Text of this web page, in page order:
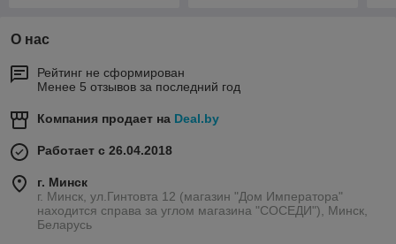
О нас
Рейтинг не сформирован
Менее 5 отзывов за последний год
Компания продает на Deal.by
Работает с 26.04.2018
г. Минск
г. Минск, ул.Гинтовта 12 (магазин "Дом Императора"
находится справа за углом магазина "СОСЕДИ"), Минск,
Беларусь